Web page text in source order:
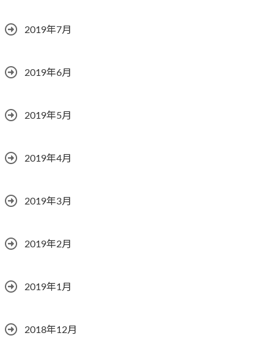
2019年7月
2019年6月
2019年5月
2019年4月
2019年3月
2019年2月
2019年1月
2018年12月